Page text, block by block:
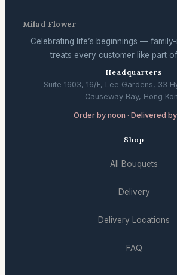
Milad Flower
Celebrating life’s beginnings —
treats every customer like part
Headquarters
Suite 1603, 16/F, Lee Gardens, 33
Causeway Bay, Hong
Order by noon · Delivered
Shop
All Bouquets
Delivery
Delivery Locations
FAQ